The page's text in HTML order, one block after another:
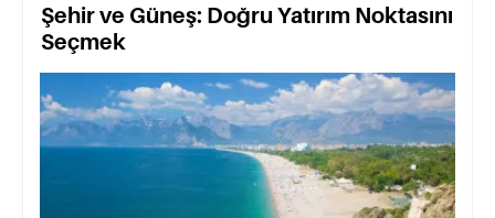
Şehir ve Güneş: Doğru Yatırım Noktasını
Seçmek